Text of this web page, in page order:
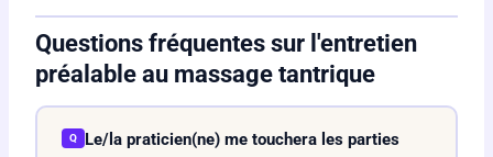
Questions fréquentes sur l'entretien
préalable au massage tantrique
Q
Le/la praticien(ne) me touchera les parties